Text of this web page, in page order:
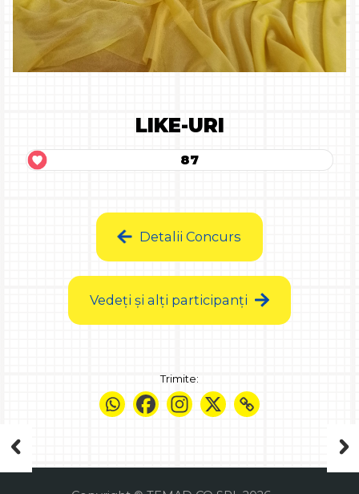
LIKE-URI
87
Detalii Concurs
Vedeți și alți participanți
Trimite: